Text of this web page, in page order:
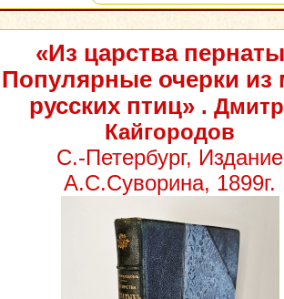
«Из царства
Популярные очерки из
русских птиц».
Кайгородов
С.-Петербург, Издание
А.С.Суворина, 1899г.